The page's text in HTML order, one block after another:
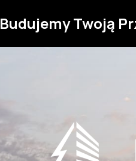
Budujemy Twoją